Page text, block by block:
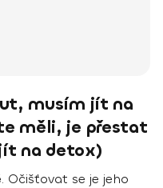
musím jít na
měli, je přestat
na detox)
. Očišťovat se je jeho